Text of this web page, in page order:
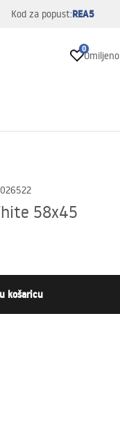
Kod za popust:REA5
0
Omiljeno
58x45
košaricu